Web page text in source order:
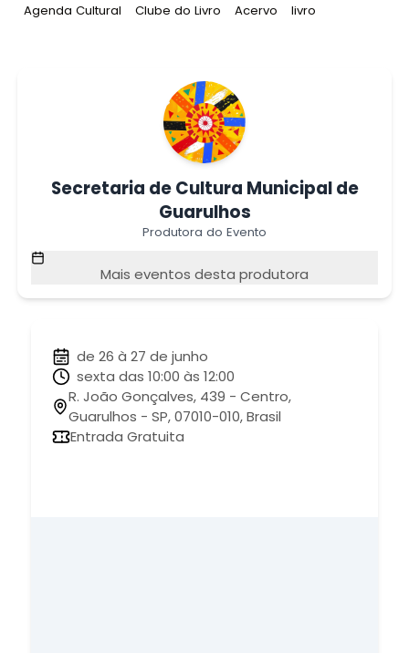
Tag:
Agenda Cultural Tag:
Clube do Livro Tag:
Acervo Tag:
livro
Secretaria de Cultura Municipal de
Guarulhos
Produtora do Evento
Mais eventos desta produtora
de 26 à 27 de junho
sexta das 10:00 às 12:00
R. João Gonçalves, 439 - Centro,
Guarulhos - SP, 07010-010, Brasil
Entrada Gratuita